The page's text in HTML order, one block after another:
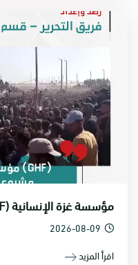
مؤسسة غزة الإنسانية (GHF): مشروع تجويع
2026-08-09
اقرأ المزيد